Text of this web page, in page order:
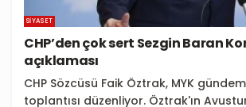
SIYASET
CHP’den çok sert Sezgin Baran
açıklaması
CHP Sözcüsü Faik Öztrak, MYK
toplantısı düzenliyor. Öztrak'ın